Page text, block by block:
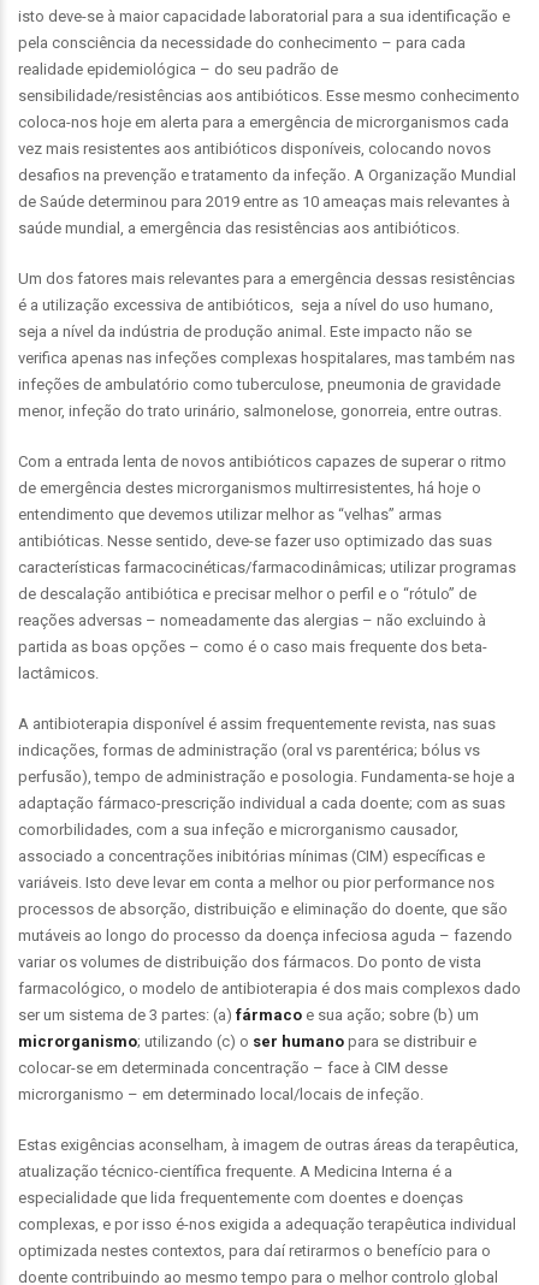
isto deve-se à maior capacidade laboratorial para a sua identificação e
pela consciência da necessidade do conhecimento – para cada
realidade epidemiológica – do seu padrão de
sensibilidade/resistências aos antibióticos. Esse mesmo conhecimento
coloca-nos hoje em alerta para a emergência de microrganismos cada
vez mais resistentes aos antibióticos disponíveis, colocando novos
desafios na prevenção e tratamento da infeção. A Organização Mundial
de Saúde determinou para 2019 entre as 10 ameaças mais relevantes à
saúde mundial, a emergência das resistências aos antibióticos.
Um dos fatores mais relevantes para a emergência dessas resistências
é a utilização excessiva de antibióticos, seja a nível do uso humano,
seja a nível da indústria de produção animal. Este impacto não se
verifica apenas nas infeções complexas hospitalares, mas também nas
infeções de ambulatório como tuberculose, pneumonia de gravidade
menor, infeção do trato urinário, salmonelose, gonorreia, entre outras.
Com a entrada lenta de novos antibióticos capazes de superar o ritmo
de emergência destes microrganismos multirresistentes, há hoje o
entendimento que devemos utilizar melhor as “velhas” armas
antibióticas. Nesse sentido, deve-se fazer uso optimizado das suas
características farmacocinéticas/farmacodinâmicas; utilizar programas
de descalação antibiótica e precisar melhor o perfil e o “rótulo” de
reações adversas – nomeadamente das alergias – não excluindo à
partida as boas opções – como é o caso mais frequente dos beta-
lactâmicos.
A antibioterapia disponível é assim frequentemente revista, nas suas
indicações, formas de administração (oral vs parentérica; bólus vs
perfusão), tempo de administração e posologia. Fundamenta-se hoje a
adaptação fármaco-prescrição individual a cada doente; com as suas
comorbilidades, com a sua infeção e microrganismo causador,
associado a concentrações inibitórias mínimas (CIM) específicas e
variáveis. Isto deve levar em conta a melhor ou pior performance nos
processos de absorção, distribuição e eliminação do doente, que são
mutáveis ao longo do processo da doença infeciosa aguda – fazendo
variar os volumes de distribuição dos fármacos. Do ponto de vista
farmacológico, o modelo de antibioterapia é dos mais complexos dado
ser um sistema de 3 partes: (a) fármaco e sua ação; sobre (b) um
microrganismo; utilizando (c) o ser humano para se distribuir e
colocar-se em determinada concentração – face à CIM desse
microrganismo – em determinado local/locais de infeção.
Estas exigências aconselham, à imagem de outras áreas da terapêutica,
atualização técnico-científica frequente. A Medicina Interna é a
especialidade que lida frequentemente com doentes e doenças
complexas, e por isso é-nos exigida a adequação terapêutica individual
optimizada nestes contextos, para daí retirarmos o benefício para o
doente contribuindo ao mesmo tempo para o melhor controlo global